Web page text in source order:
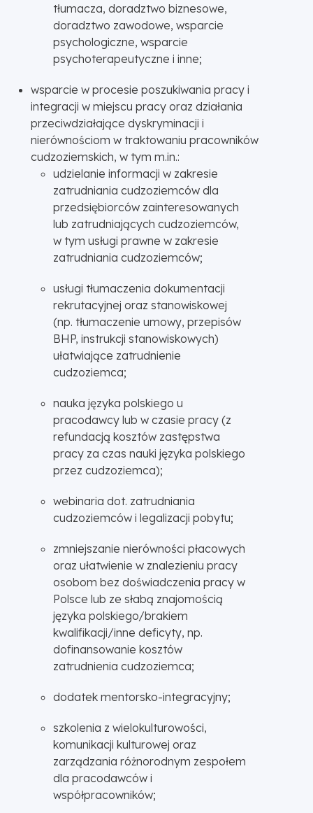
tłumacza, doradztwo biznesowe,
doradztwo zawodowe, wsparcie
psychologiczne, wsparcie
psychoterapeutyczne i inne;
wsparcie w procesie poszukiwania pracy i
integracji w miejscu pracy oraz działania
przeciwdziałające dyskryminacji i
nierównościom w traktowaniu pracowników
cudzoziemskich, w tym m.in.:
udzielanie informacji w zakresie
zatrudniania cudzoziemców dla
przedsiębiorców zainteresowanych
lub zatrudniających cudzoziemców,
w tym usługi prawne w zakresie
zatrudniania cudzoziemców;
usługi tłumaczenia dokumentacji
rekrutacyjnej oraz stanowiskowej
(np. tłumaczenie umowy, przepisów
BHP, instrukcji stanowiskowych)
ułatwiające zatrudnienie
cudzoziemca;
nauka języka polskiego u
pracodawcy lub w czasie pracy (z
refundacją kosztów zastępstwa
pracy za czas nauki języka polskiego
przez cudzoziemca);
webinaria dot. zatrudniania
cudzoziemców i legalizacji pobytu;
zmniejszanie nierówności płacowych
oraz ułatwienie w znalezieniu pracy
osobom bez doświadczenia pracy w
Polsce lub ze słabą znajomością
języka polskiego/brakiem
kwalifikacji/inne deficyty, np.
dofinansowanie kosztów
zatrudnienia cudzoziemca;
dodatek mentorsko-integracyjny;
szkolenia z wielokulturowości,
komunikacji kulturowej oraz
zarządzania różnorodnym zespołem
dla pracodawców i
współpracowników;